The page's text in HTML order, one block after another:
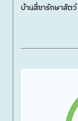
บ้านสี่ขารักษาสัตว์